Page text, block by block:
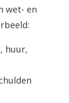
wet- en
huur,